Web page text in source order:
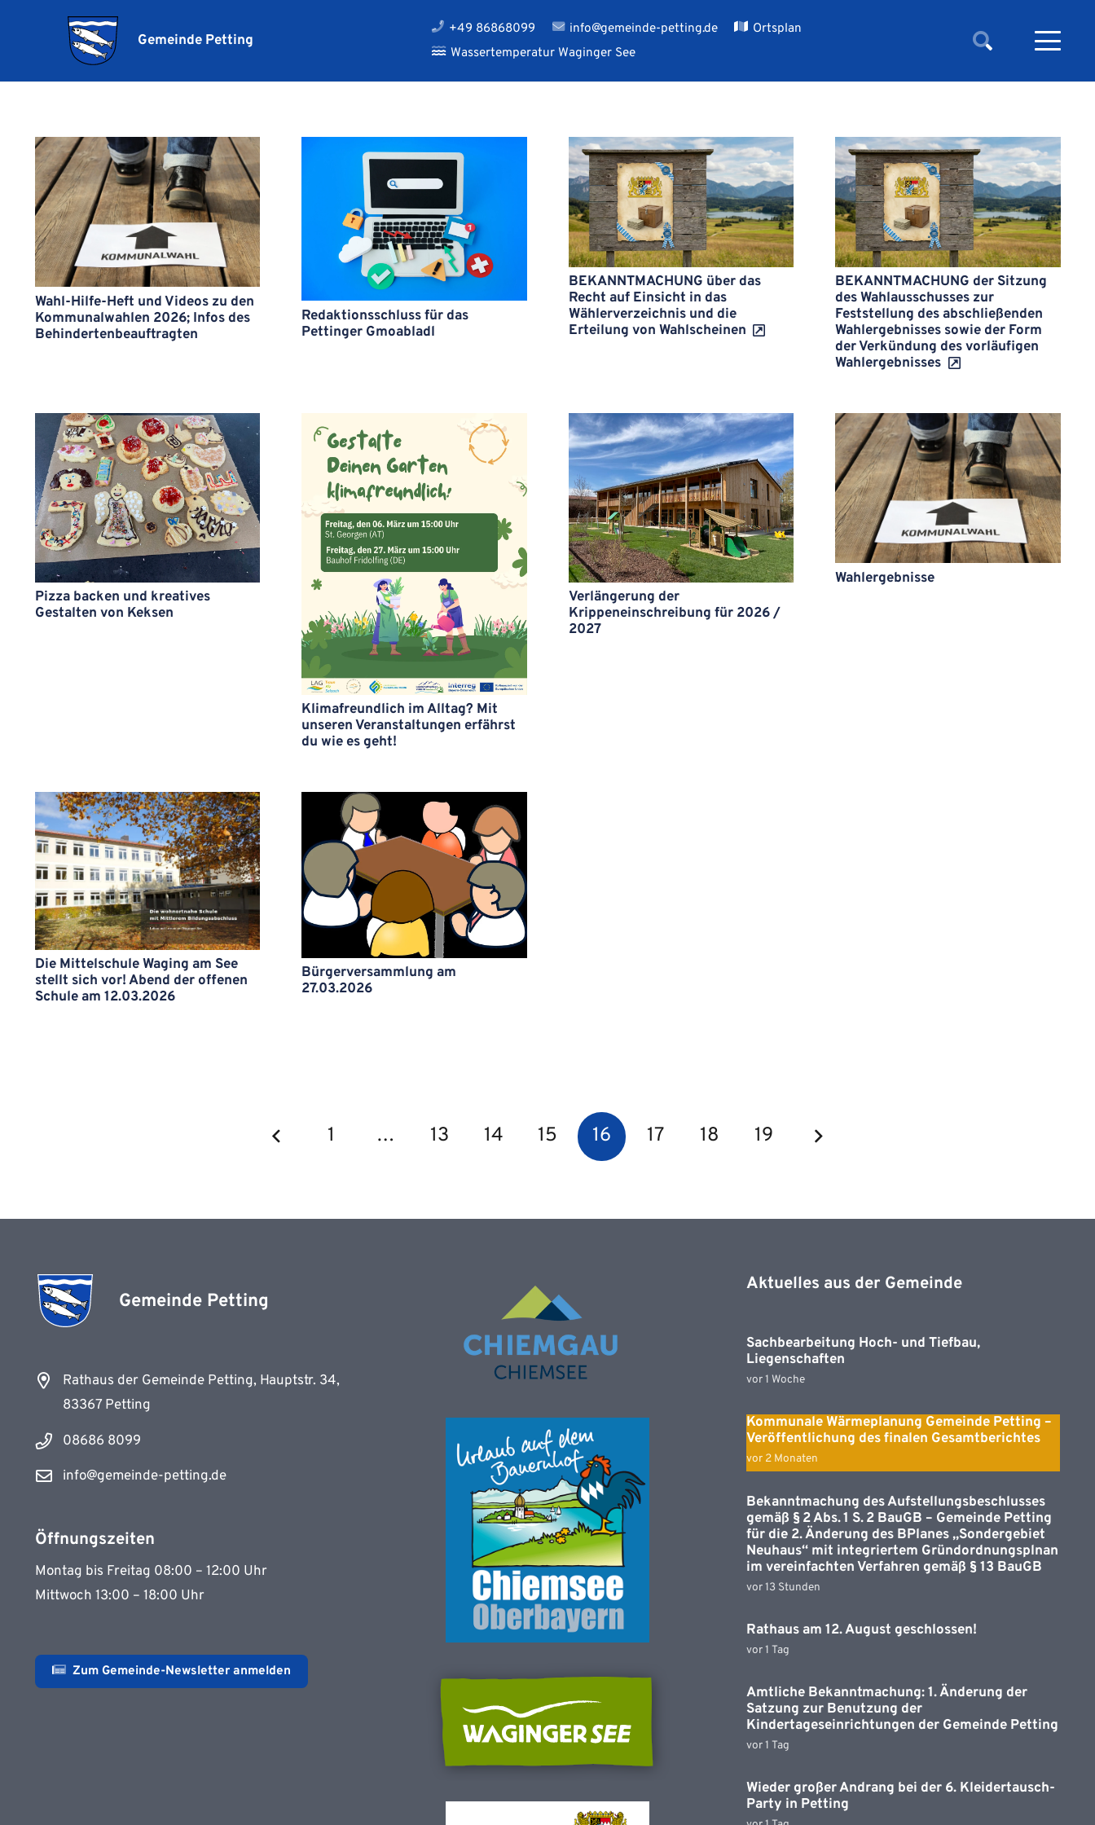
Gemeinde Petting
+49 86868099 info@gemeinde-petting.de
Ortsplan
Wassertemperatur Waginger See
Wahl-Hilfe-Heft und Videos zu den
Kommunalwahlen 2026; Infos des
Behindertenbeauftragten
Redaktionsschluss für das
Pettinger Gmoabladl
BEKANNTMACHUNG über das
Recht auf Einsicht in das
Wählerverzeichnis und die
Erteilung von Wahlscheinen
BEKANNTMACHUNG der Sitzung
des Wahlausschusses zur
Feststellung des abschließenden
Wahlergebnisses sowie der Form
der Verkündung des vorläufigen
Wahlergebnisses
Pizza backen und kreatives
Gestalten von Keksen
Klimafreundlich im Alltag? Mit
unseren Veranstaltungen erfährst
du wie es geht!
Verlängerung der
Krippeneinschreibung für 2026 /
2027
Wahlergebnisse
Die Mittelschule Waging am See
stellt sich vor! Abend der offenen
Schule am 12.03.2026
Bürgerversammlung am
27.03.2026
1 … 13 14 15 16 17 18 19
Gemeinde Petting
Rathaus der Gemeinde Petting, Hauptstr. 34,
83367 Petting
08686 8099
info@gemeinde-petting.de
Öffnungszeiten
Montag bis Freitag 08:00 – 12:00 Uhr
Mittwoch 13:00 – 18:00 Uhr
Zum Gemeinde-Newsletter anmelden
Aktuelles aus der Gemeinde
Sachbearbeitung Hoch- und Tiefbau,
Liegenschaften
vor 1 Woche
Kommunale Wärmeplanung Gemeinde Petting –
Veröffentlichung des finalen Gesamtberichtes
vor 2 Monaten
Bekanntmachung des Aufstellungsbeschlusses
gemäß § 2 Abs. 1 S. 2 BauGB – Gemeinde Petting
für die 2. Änderung des BPlanes „Sondergebiet
Neuhaus“ mit integriertem Gründordnungsplnan
im vereinfachten Verfahren gemäß § 13 BauGB
vor 13 Stunden
Rathaus am 12. August geschlossen!
vor 1 Tag
Amtliche Bekanntmachung: 1. Änderung der
Satzung zur Benutzung der
Kindertageseinrichtungen der Gemeinde Petting
vor 1 Tag
Wieder großer Andrang bei der 6. Kleidertausch-
Party in Petting